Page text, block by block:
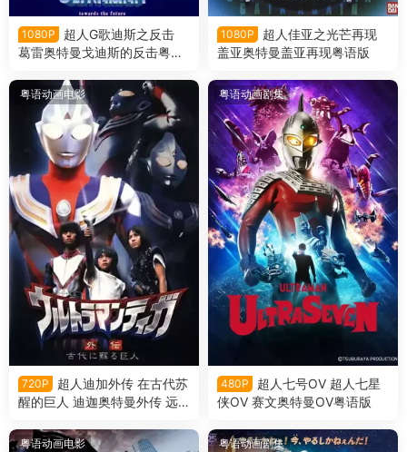
1080P
超人G歌迪斯之反击
葛雷奥特曼戈迪斯的反击粤语
1080P
超人佳亚之光芒再现
盖亚奥特曼盖亚再现粤语版
粤语动画电影
720P
超人迪加外传 在古代苏
醒的巨人 迪迦奥特曼外传 远
粤语动画剧集
480P
超人七号OV 超人七星
侠OV 赛文奥特曼OV粤语版
粤语动画电影 粤语动画剧集